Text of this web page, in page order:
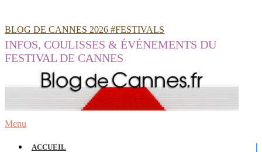
BLOG DE CANNES 2026 #FESTIVALS
INFOS, COULISSES & ÉVÉNEMENTS DU
FESTIVAL DE CANNES
Menu
ACCUEIL